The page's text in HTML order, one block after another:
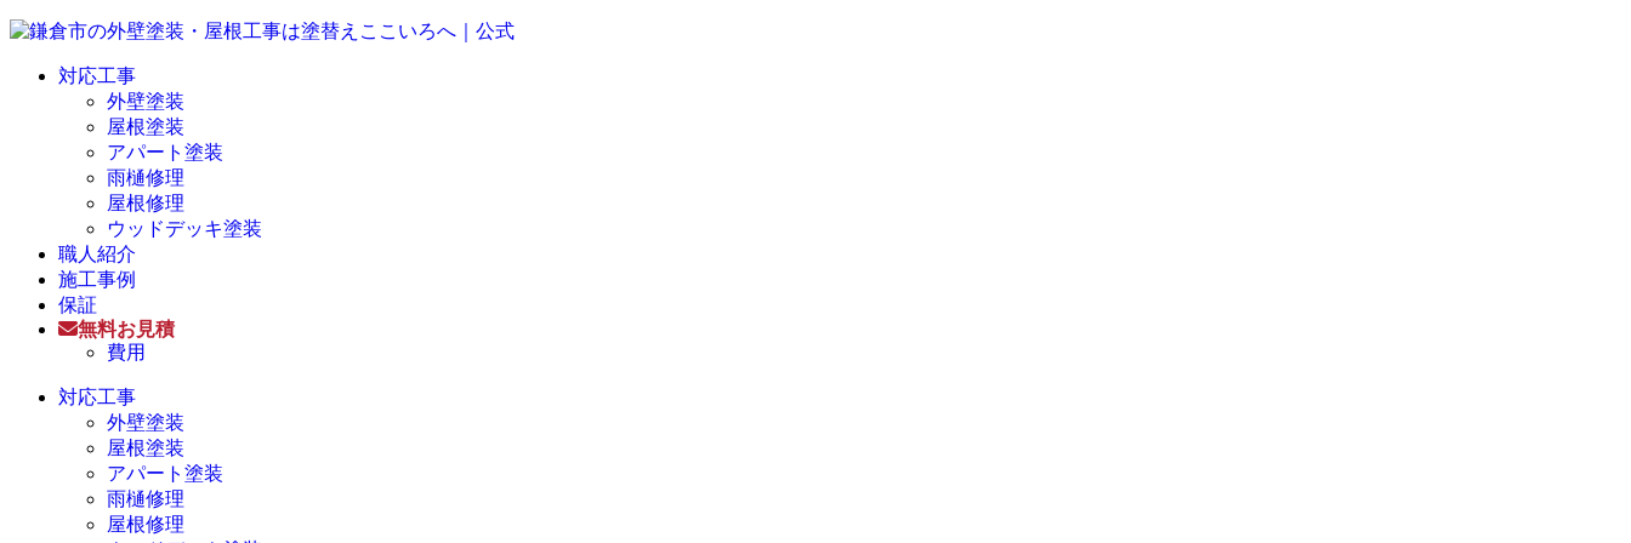
対応工事
外壁塗装
屋根塗装
アパート塗装
雨樋修理
屋根修理
ウッドデッキ塗装
職人紹介
施工事例
保証
無料お見積
費用
対応工事
外壁塗装
屋根塗装
アパート塗装
雨樋修理
屋根修理